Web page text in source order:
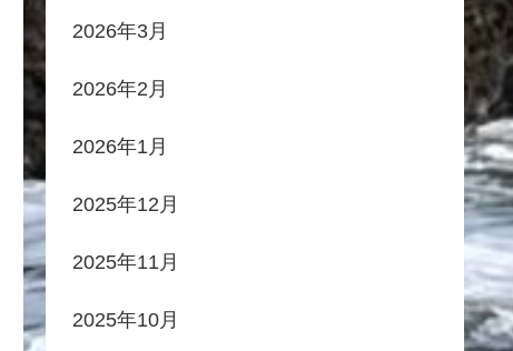
2026年3月
2026年2月
2026年1月
2025年12月
2025年11月
2025年10月